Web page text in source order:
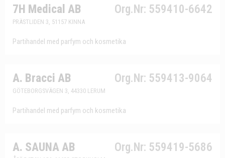
7H Medical AB Org.Nr: 559410-6642
PRÄSTLIDEN 3, 51157 KINNA
Partihandel med parfym och kosmetika
A. Bracci AB Org.Nr: 559413-9064
GÖTEBORGSVÄGEN 3, 44330 LERUM
Partihandel med parfym och kosmetika
A. SAUNA AB Org.Nr: 559419-5686